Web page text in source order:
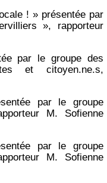
! » présentée par
», rapporteur
par le groupe des
et citoyen.ne.s,
par le groupe
M. Sofienne
par le groupe
M. Sofienne